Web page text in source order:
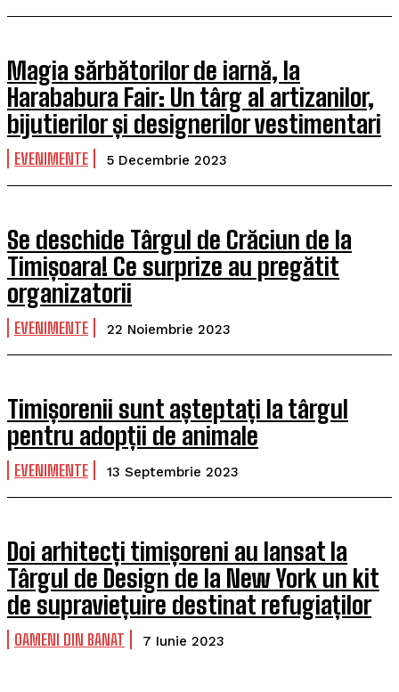
Magia sărbătorilor de iarnă, la
Harababura Fair: Un târg al artizanilor,
bijutierilor și designerilor vestimentari
EVENIMENTE 5 Decembrie 2023
Se deschide Târgul de Crăciun de la
Timișoara! Ce surprize au pregătit
organizatorii
EVENIMENTE 22 Noiembrie 2023
Timișorenii sunt așteptați la târgul
pentru adopții de animale
EVENIMENTE 13 Septembrie 2023
Doi arhitecți timișoreni au lansat la
Târgul de Design de la New York un kit
de supraviețuire destinat refugiaților
OAMENI DIN BANAT 7 Iunie 2023